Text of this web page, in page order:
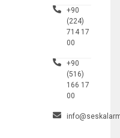
+90
(224)
714 17
00
+90
(516)
166 17
00